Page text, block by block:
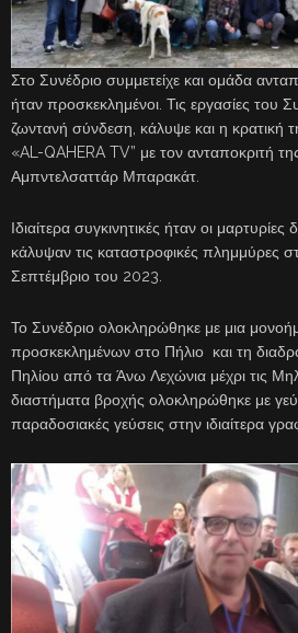
Στο Συνέδριο συμμετείχε και ομάδα
ήταν προσκεκλημένοι. Τις εργασίες του
ζωντανή σύνδεση, κάλυψε και η κρατική
«AL-QAHERA TV” με τον ανταποκριτή
Αμπντελσαττάρ Μπαρακάτ.
Ιδιαίτερα συγκινητικές ήταν οι
κάλυψαν τις καταστροφικές πλημμύρες
Σεπτέμβριο του 2023.
Το Συνέδριο ολοκληρώθηκε με μια
προσκεκλημένων στο Πήλιο και τη
Πηλίου από τα Άνω Λεχώνια μέχρι τις
διαστήματα βροχής ολοκληρώθηκε με
παραδοσιακές γεύσεις στην ιδιαίτερα